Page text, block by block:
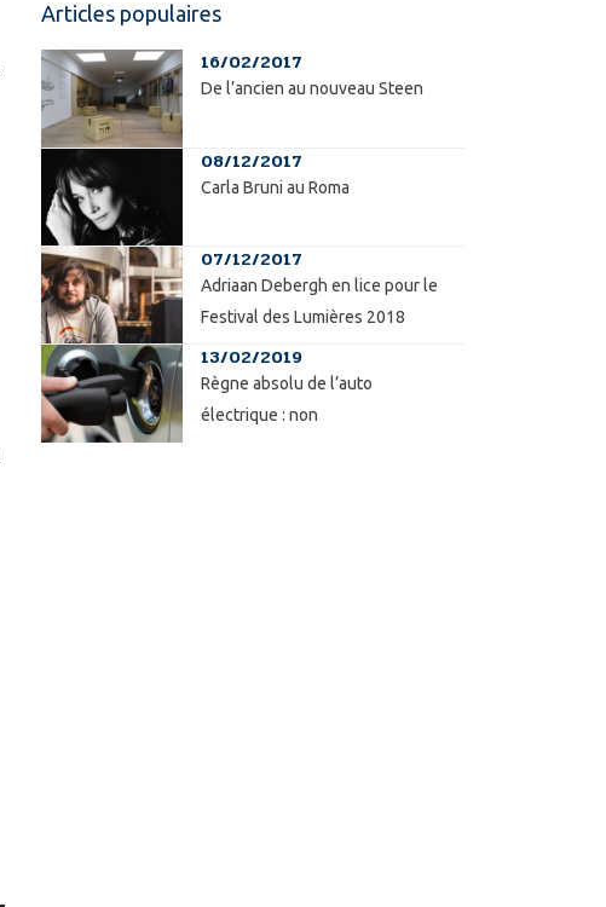
Articles populaires
16/02/2017
De l’ancien au nouveau Steen
08/12/2017
Carla Bruni au Roma
07/12/2017
Adriaan Debergh en lice pour le
Festival des Lumières 2018
13/02/2019
Règne absolu de l’auto
électrique : non